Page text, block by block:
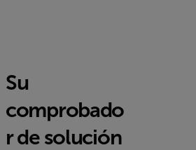
Su
comprobado
r de solución